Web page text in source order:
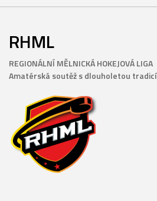
RHML
REGIONÁLNÍ MĚLNICKÁ HOKEJOVÁ LIGA
Amatérská soutěž s dlouholetou tradicí